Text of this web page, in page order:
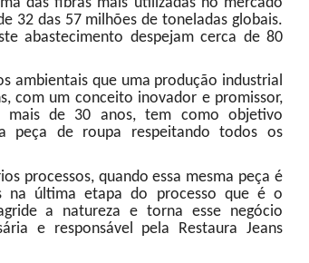
32 das 57 milhões de toneladas globais.
abastecimento despejam cerca de 80
ambientais que uma produção industrial
com um conceito inovador e promissor,
mais de 30 anos, tem como objetivo
peça de roupa respeitando todos os
processos, quando essa mesma peça é
na última etapa do processo que é o
a natureza e torna esse negócio
e responsável pela Restaura Jeans